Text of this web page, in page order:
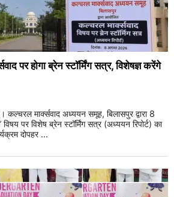
पर होगा ब्रेन स्टॉर्मिंग सत्र, विशेषज्ञ करेंगे
मार्क्सवाद अध्ययन समूह, बिलासपुर द्वारा 8
पर विशेष ब्रेन स्टॉर्मिंग सत्र (अध्ययन रिपोर्ट) का
दोपहर ...